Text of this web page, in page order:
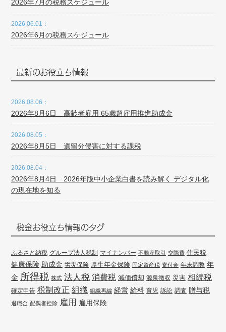
2026年7月の税務スケジュール
2026.06.01：
2026年6月の税務スケジュール
最新のお役立ち情報
2026.08.06：
2026年8月6日 高齢者雇用 65歳超雇用推進助成金
2026.08.05：
2026年8月5日 遺留分侵害に対する課税
2026.08.04：
2026年8月4日 2026年版中小企業白書を読み解く デジタル化
の現在地を知る
税金お役立ち情報のタグ
ふるさと納税 グループ法人税制 マイナンバー 不動産取引 交際費 住民税
健康保険 助成金 労災保険 厚生年金保険 固定資産税 寄付金 年末調整 年
金 所得税 株式 法人税 消費税 減価償却 源泉徴収 災害 相続税
確定申告 税制改正 組織 組織再編 経営 給料 育児 訴訟 調査 贈与税
退職金 配偶者控除 雇用 雇用保険